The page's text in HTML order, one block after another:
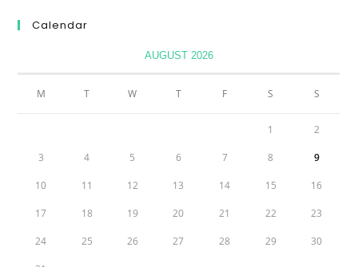
Calendar
AUGUST 2026
M T W T F S S
1 2
3 4 5 6 7 8 9
10 11 12 13 14 15 16
17 18 19 20 21 22 23
24 25 26 27 28 29 30